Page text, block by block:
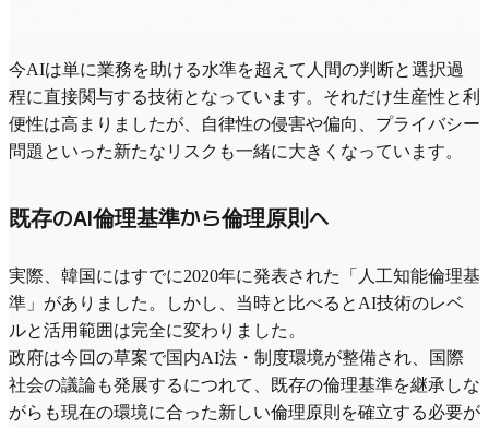
今AIは単に業務を助ける水準を超えて人間の判断と選択過
程に直接関与する技術となっています。それだけ生産性と利
便性は高まりましたが、自律性の侵害や偏向、プライバシー
問題といった新たなリスクも一緒に大きくなっています。
既存のAI倫理基準から倫理原則へ
実際、韓国にはすでに2020年に発表された「人工知能倫理基
準」がありました。しかし、当時と比べるとAI技術のレベ
ルと活用範囲は完全に変わりました。
政府は今回の草案で国内AI法・制度環境が整備され、国際
社会の議論も発展するにつれて、既存の倫理基準を継承しな
がらも現在の環境に合った新しい倫理原則を確立する必要が